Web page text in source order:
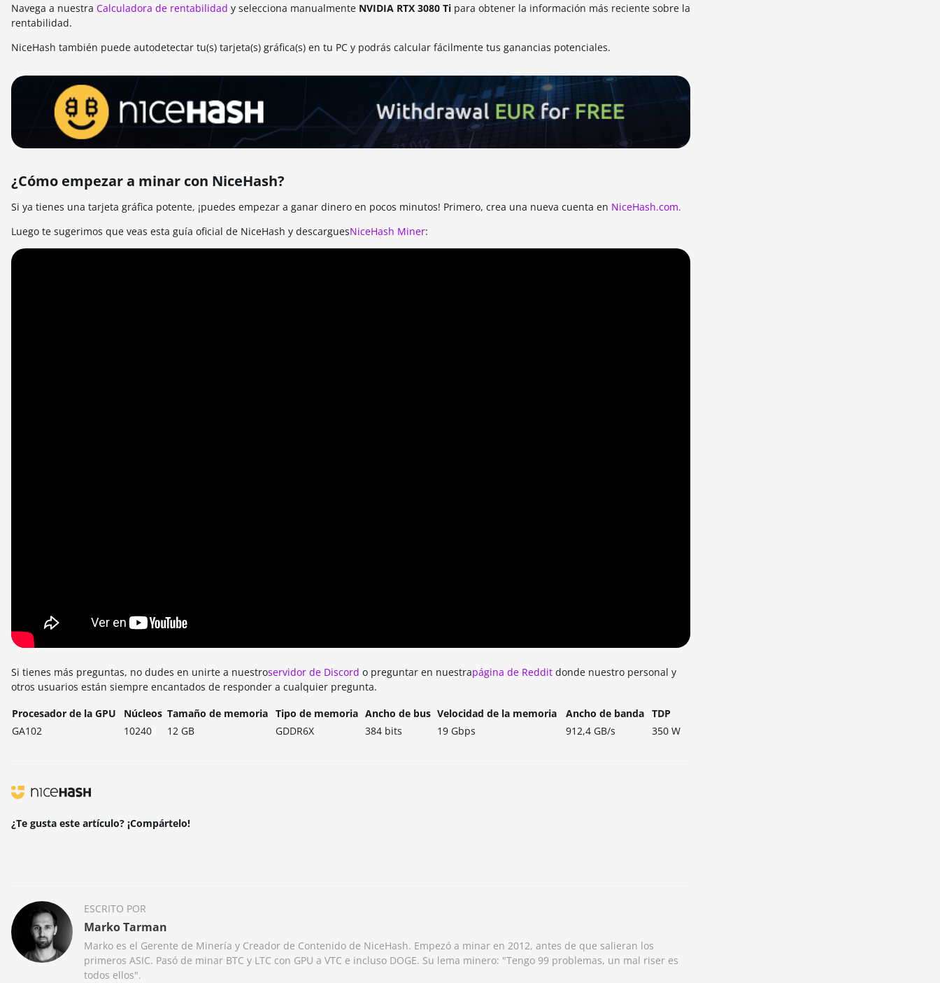
Navega a nuestra Calculadora de rentabilidad y selecciona manualmente NVIDIA RTX 3080 Ti para obtener la información más reciente sobre la
rentabilidad.
NiceHash también puede autodetectar tu(s) tarjeta(s) gráfica(s) en tu PC y podrás calcular fácilmente tus ganancias potenciales.
¿Cómo empezar a minar con NiceHash?
Si ya tienes una tarjeta gráfica potente, ¡puedes empezar a ganar dinero en pocos minutos! Primero, crea una nueva cuenta en NiceHash.com.
Luego te sugerimos que veas esta guía oficial de NiceHash y descarguesNiceHash Miner:
Si tienes más preguntas, no dudes en unirte a nuestroservidor de Discord o preguntar en nuestrapágina de Reddit donde nuestro personal y
otros usuarios están siempre encantados de responder a cualquier pregunta.
Procesador de la GPU
Núcleos Tamaño de memoria Tipo de memoria Ancho de bus Velocidad de la memoria Ancho de banda TDP
GA102
10240 12 GB GDDR6X 384 bits 19 Gbps 912,4 GB/s 350 W
¿Te gusta este artículo? ¡Compártelo!
ESCRITO POR
Marko Tarman
Marko es el Gerente de Minería y Creador de Contenido de NiceHash. Empezó a minar en 2012, antes de que salieran los
primeros ASIC. Pasó de minar BTC y LTC con GPU a VTC e incluso DOGE. Su lema minero: "Tengo 99 problemas, un mal riser es
todos ellos".